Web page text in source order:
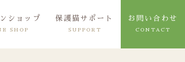
ショップ
SHOP
保護猫サポート
SUPPORT
お問い合わせ
CONTACT